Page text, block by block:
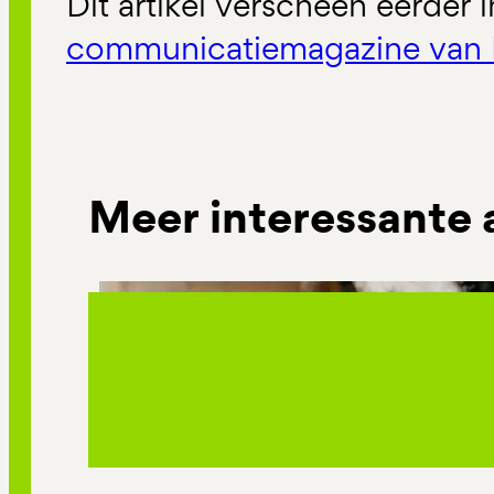
communicatiemagazine van
Meer interessante